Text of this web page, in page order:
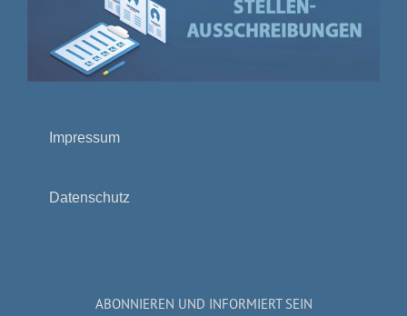
Impressum
Datenschutz
ABONNIEREN UND INFORMIERT SEIN